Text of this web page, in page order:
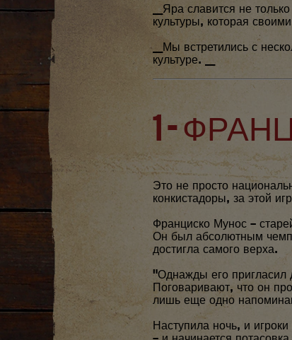
__Яра славится не
культуры, которая
__Мы встретились с
культуре. __
1 -
Это не просто
конкистадоры, за этой
Франциско Мунос –
Он был абсолютным
достигла самого верха.
"Однажды его
Поговаривают, что он
лишь еще одно
Наступила ночь, и